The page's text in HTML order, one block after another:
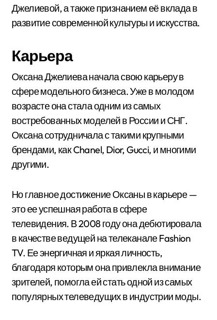
Джелиевой, а также признанием её вклада в
развитие современной культуры и искусства.
Карьера
Оксана Джелиева начала свою карьеру в
сфере модельного бизнеса. Уже в молодом
возрасте она стала одним из самых
востребованных моделей в России и СНГ.
Оксана сотрудничала с такими крупными
брендами, как Chanel, Dior, Gucci, и многими
другими.
Но главное достижение Оксаны в карьере —
это ее успешная работа в сфере
телевидения. В 2008 году она дебютировала
в качестве ведущей на телеканале Fashion
TV. Ее энергичная и яркая личность,
благодаря которым она привлекла внимание
зрителей, помогла ей стать одной из самых
популярных телеведущих в индустрии моды.